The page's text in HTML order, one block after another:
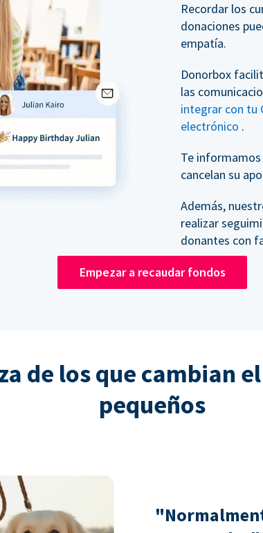
Recordar los
donaciones
empatía.
Donorbox
las
integrar con tu
electrónico .
Te
cancelan su
Además,
realizar
donantes con
Empezar a recaudar fondos
de los que cambian
pequeños